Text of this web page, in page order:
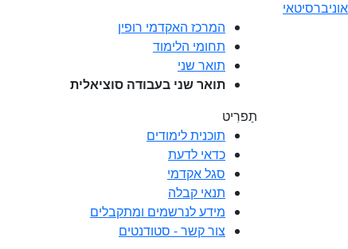
אוניברסיטאי
המרכז האקדמי רופין
תחומי הלימוד
תואר שני
תואר שני בעבודה סוציאלית
תַפרִיט
תוכנית לימודים
כדאי לדעת
סגל אקדמי
תנאי קבלה
מידע לנרשמים ומתקבלים
צור קשר - סטודנטים